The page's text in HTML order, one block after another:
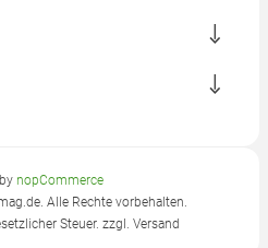
nopCommerce
Alle Rechte vorbehalten.
Steuer. zzgl. Versand